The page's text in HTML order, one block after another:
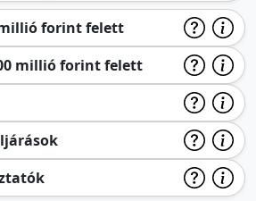
forint felett
millió forint felett